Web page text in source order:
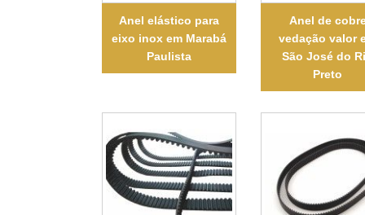
Anel elástico para
eixo inox em Marabá
Paulista
Anel de
vedação valor
São José do
Preto